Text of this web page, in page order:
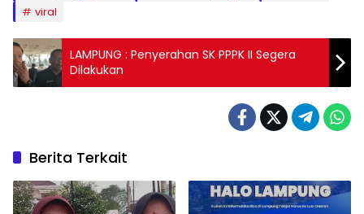
viral
LAMPUNG : Penyerahan SK PPPK II Segera
Dilakukan
Berita Terkait